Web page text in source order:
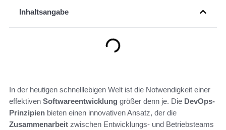
Inhaltsangabe
In der heutigen schnelllebigen Welt ist die Notwendigkeit einer
effektiven Softwareentwicklung größer denn je. Die DevOps-
Prinzipien bieten einen innovativen Ansatz, der die
Zusammenarbeit zwischen Entwicklungs- und Betriebsteams